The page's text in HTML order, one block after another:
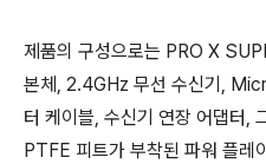
제품의 구성으로는 PRO X
본체, 2.4GHz 무선 수신기,
터 케이블, 수신기 연장 어댑터,
PTFE 피트가 부착된 파워 플레